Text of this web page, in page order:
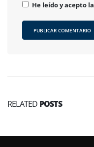
He leído y acepto la
RELATED POSTS